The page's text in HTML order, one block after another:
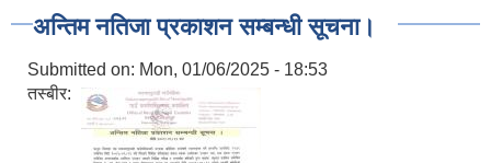
अन्तिम नतिजा प्रकाशन सम्बन्धी सूचना।
Submitted on: Mon, 01/06/2025 - 18:53
तस्बीर: